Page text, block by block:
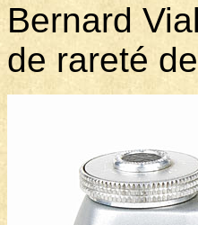
Bernard
de rareté